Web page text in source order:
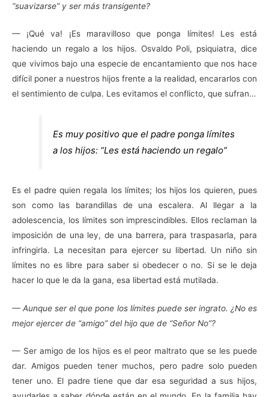
“suavizarse” y ser más transigente?
— ¡Qué va! ¡Es maravilloso que ponga límites! Les está
haciendo un regalo a los hijos. Osvaldo Poli, psiquiatra, dice
que vivimos bajo una especie de encantamiento que nos hace
difícil poner a nuestros hijos frente a la realidad, encararlos con
el sentimiento de culpa. Les evitamos el conflicto, que sufran…
Es muy positivo que el padre ponga límites
a los hijos: “Les está haciendo un regalo”
Es el padre quien regala los límites; los hijos los quieren, pues
son como las barandillas de una escalera. Al llegar a la
adolescencia, los límites son imprescindibles. Ellos reclaman la
imposición de una ley, de una barrera, para traspasarla, para
infringirla. La necesitan para ejercer su libertad. Un niño sin
límites no es libre para saber si obedecer o no. Si se le deja
hacer lo que le da la gana, esa libertad está mutilada.
— Aunque ser el que pone los límites puede ser ingrato. ¿No es
mejor ejercer de “amigo” del hijo que de “Señor No”?
— Ser amigo de los hijos es el peor maltrato que se les puede
dar. Amigos pueden tener muchos, pero padre solo pueden
tener uno. El padre tiene que dar esa seguridad a sus hijos,